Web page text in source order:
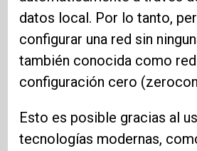
datos local. Por lo tanto,
configurar una red sin
también conocida como
configuración cero
Esto es posible gracias al
tecnologías modernas,